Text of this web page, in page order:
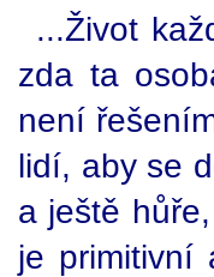
...Život
zda ta
není
lidí, aby se
a ještě
je primitivní